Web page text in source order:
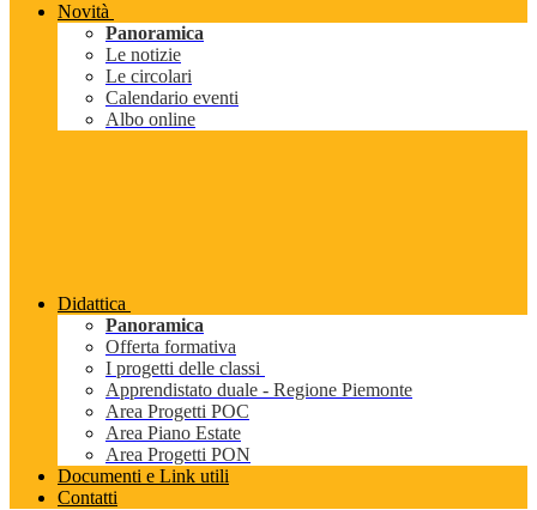
Novità
Panoramica
Le notizie
Le circolari
Calendario eventi
Albo online
Didattica
Panoramica
Offerta formativa
I progetti delle classi
Apprendistato duale - Regione Piemonte
Area Progetti POC
Area Piano Estate
Area Progetti PON
Documenti e Link utili
Contatti